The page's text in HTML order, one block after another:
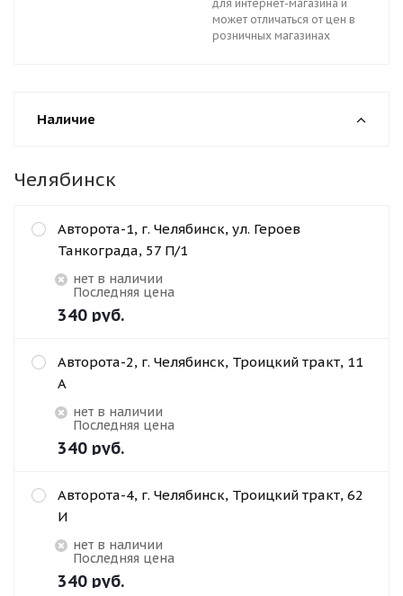
для интернет-магазина и
может отличаться от цен в
розничных магазинах
Наличие
Челябинск
Авторота-1, г. Челябинск, ул. Героев
Танкограда, 57 П/1
Нет в наличии
Последняя цена
340 руб.
Авторота-2, г. Челябинск, Троицкий тракт, 11
А
Нет в наличии
Последняя цена
340 руб.
Авторота-4, г. Челябинск, Троицкий тракт, 62
И
Нет в наличии
Последняя цена
340 руб.